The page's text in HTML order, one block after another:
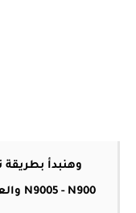
وهنبدأ
N9005 - N900 والعملية شغاله على كل موديلات نوت 3